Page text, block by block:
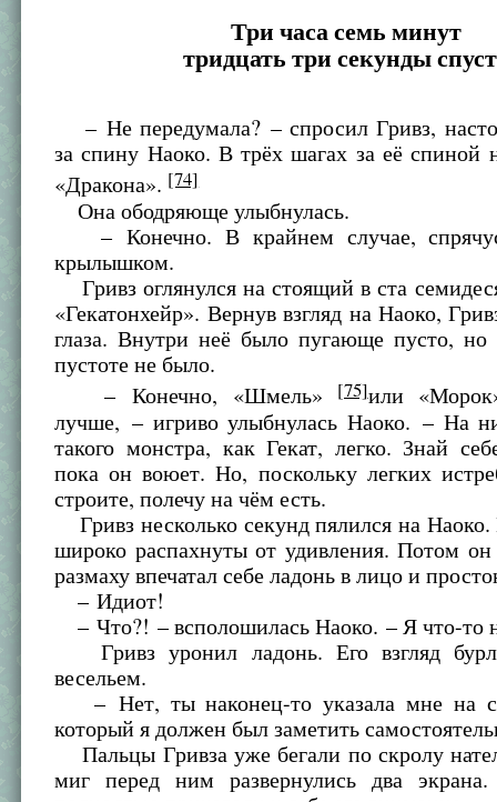
Три часа семь минут
тридцать три секунды
– Не передумала? – спросил Гривз,
за спину Наоко. В трёх шагах за её спиной
«Дракона». [74]
Она ободряюще улыбнулась.
– Конечно. В крайнем случае,
крылышком.
Гривз оглянулся на стоящий в ста
«Гекатонхейр». Вернув взгляд на Наоко,
глаза. Внутри неё было пугающе пусто, но
пустоте не было.
– Конечно, «Шмель»
[75]или
лучше, – игриво улыбнулась Наоко. – На
такого монстра, как Гекат, легко. Знай
пока он воюет. Но, поскольку легких
строите, полечу на чём есть.
Гривз несколько секунд пялился на Наоко.
широко распахнуты от удивления. Потом
размаху впечатал себе ладонь в лицо и
– Идиот!
– Что?! – всполошилась Наоко. – Я что-то
Гривз уронил ладонь. Его взгляд
весельем.
– Нет, ты наконец-то указала мне на
который я должен был заметить
Пальцы Гривза уже бегали по скролу
миг перед ним развернулись два